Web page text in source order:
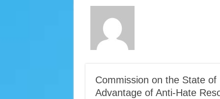
Commission on the State
Advantage of Anti-Hate